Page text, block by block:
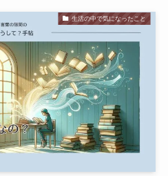
生活の中で気になったこと